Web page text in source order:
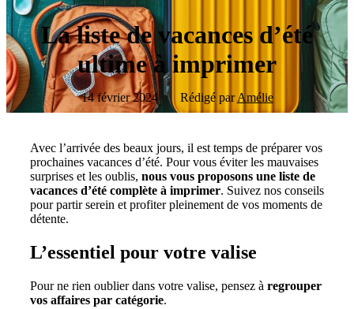
La liste de vacances d’été
ultime à imprimer
14 février 2024 Rédigé parAmélie
Avec l’arrivée des beaux jours, il est temps de préparer vos
prochaines vacances d’été. Pour vous éviter les mauvaises
surprises et les oublis, nous vous proposons une liste de
vacances d’été complète à imprimer. Suivez nos conseils
pour partir serein et profiter pleinement de vos moments de
détente.
L’essentiel pour votre valise
Pour ne rien oublier dans votre valise, pensez à regrouper
vos affaires par catégorie.